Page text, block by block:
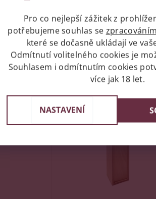
Skladem(2 ks)
229 Kč
Pro co nejlepší zážitek z
potřebujeme souhlas se
které se dočasně ukládají ve
Odmítnutí volitelného cookies je
Souhlasem i odmítnutím cookies
více jak 18 let.
NASTAVENÍ